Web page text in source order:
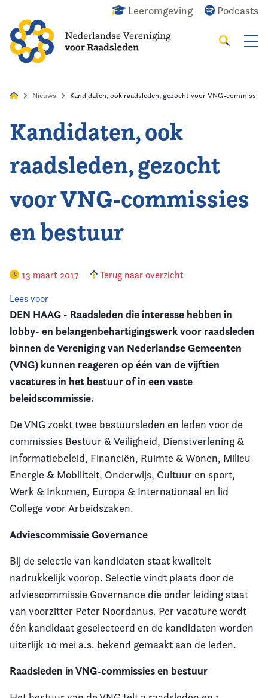
Leeromgeving Podcasts
Zoeken
Home
Agenda
Nieuws
Opleiding & Ontwikkeling
Nieuws Kandidaten, ook raadsleden, gezocht voor VNG-commissies
Kandidaten, ook
raadsleden, gezocht
voor VNG-commissies
en bestuur
13 maart 2017 Terug naar overzicht
Lees voor
DEN HAAG - Raadsleden die interesse hebben in
lobby- en belangenbehartigingswerk voor raadsleden
binnen de Vereniging van Nederlandse Gemeenten
(VNG) kunnen reageren op één van de vijftien
vacatures in het bestuur of in een vaste
beleidscommissie.
De VNG zoekt twee bestuursleden en leden voor de
commissies Bestuur & Veiligheid, Dienstverlening &
Informatiebeleid, Financiën, Ruimte & Wonen, Milieu
Energie & Mobiliteit, Onderwijs, Cultuur en sport,
Werk & Inkomen, Europa & Internationaal en lid
College voor Arbeidszaken.
Adviescommissie Governance
Bij de selectie van kandidaten staat kwaliteit
nadrukkelijk voorop. Selectie vindt plaats door de
adviescommissie Governance die onder leiding staat
van voorzitter Peter Noordanus. Per vacature wordt
één kandidaat geselecteerd en de kandidaten worden
uiterlijk 10 mei a.s. bekend gemaakt aan de leden.
Raadsleden in VNG-commissies en bestuur